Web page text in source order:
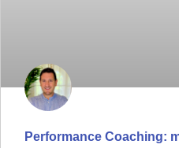
Performance Coaching: